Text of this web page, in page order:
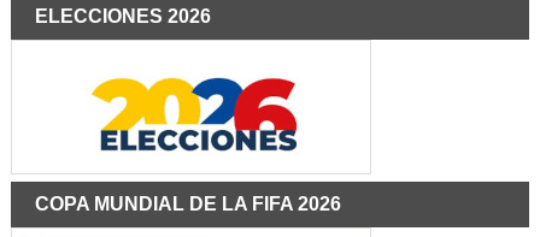
ELECCIONES 2026
COPA MUNDIAL DE LA FIFA 2026